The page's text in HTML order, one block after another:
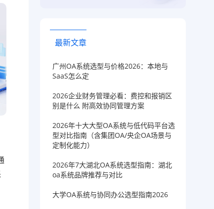
最新文章
广州OA系统选型与价格2026：本地与
SaaS怎么定
2026企业财务管理必看：费控和报销区
别是什么 附高效协同管理方案
2026年十大大型OA系统与低代码平台选
型对比指南（含集团OA/央企OA场景与
定制化能力）
2026年7大湖北OA系统选型指南：湖北
oa系统品牌推荐与对比
大学OA系统与协同办公选型指南2026